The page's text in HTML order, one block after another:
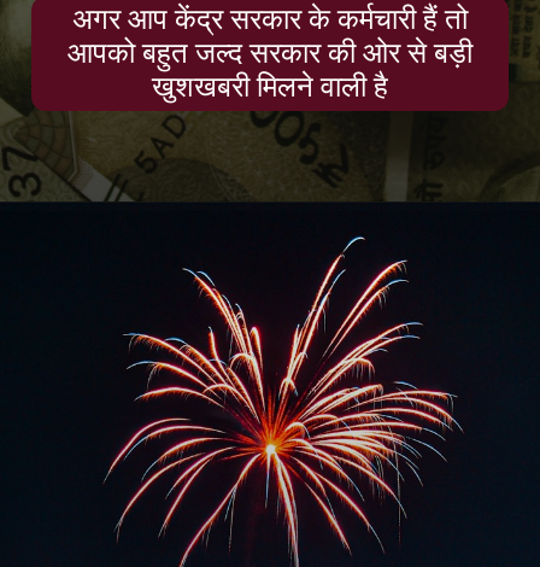
अगर आप केंद्र सरकार के कर्मचारी हैं तो
आपको बहुत जल्द सरकार की ओर से बड़ी
खुशखबरी मिलने वाली है